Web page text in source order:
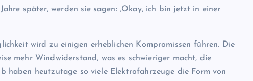
später, werden sie sagen: ‚Okay, ich bin jetzt in einer
wird zu einigen erheblichen Kompromissen führen. Die
mehr Windwiderstand, was es schwieriger macht, die
haben heutzutage so viele Elektrofahrzeuge die Form von